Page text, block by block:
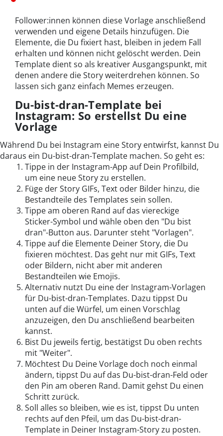
Follower:innen können diese Vorlage anschließend
verwenden und eigene Details hinzufügen. Die
Elemente, die Du fixiert hast, bleiben in jedem Fall
erhalten und können nicht gelöscht werden. Dein
Template dient so als kreativer Ausgangspunkt, mit
denen andere die Story weiterdrehen können. So
lassen sich ganz einfach Memes erzeugen.
Du-bist-dran-Template bei
Instagram: So erstellst Du eine
Vorlage
Während Du bei Instagram eine Story entwirfst, kannst Du
daraus ein Du-bist-dran-Template machen. So geht es:
Tippe in der Instagram-App auf Dein Profilbild,
um eine neue Story zu erstellen.
Füge der Story GIFs, Text oder Bilder hinzu, die
Bestandteile des Templates sein sollen.
Tippe am oberen Rand auf das viereckige
Sticker-Symbol und wähle oben den "Du bist
dran"-Button aus. Darunter steht "Vorlagen".
Tippe auf die Elemente Deiner Story, die Du
fixieren möchtest. Das geht nur mit GIFs, Text
oder Bildern, nicht aber mit anderen
Bestandteilen wie Emojis.
Alternativ nutzt Du eine der Instagram-Vorlagen
für Du-bist-dran-Templates. Dazu tippst Du
unten auf die Würfel, um einen Vorschlag
anzuzeigen, den Du anschließend bearbeiten
kannst.
Bist Du jeweils fertig, bestätigst Du oben rechts
mit "Weiter".
Möchtest Du Deine Vorlage doch noch einmal
ändern, tippst Du auf das Du-bist-dran-Feld oder
den Pin am oberen Rand. Damit gehst Du einen
Schritt zurück.
Soll alles so bleiben, wie es ist, tippst Du unten
rechts auf den Pfeil, um das Du-bist-dran-
Template in Deiner Instagram-Story zu posten.